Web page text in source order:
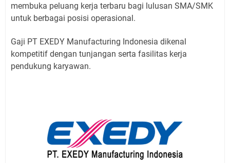
membuka peluang kerja terbaru bagi lulusan SMA/SMK
untuk berbagai posisi operasional.
Gaji PT EXEDY Manufacturing Indonesia dikenal
kompetitif dengan tunjangan serta fasilitas kerja
pendukung karyawan.